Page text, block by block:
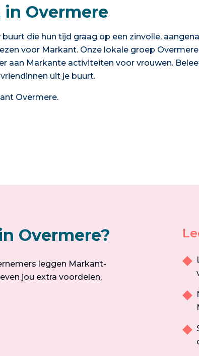
Overmere
die hun tijd graag op een zinvolle,
voor Markant. Onze lokale groep
aan Markante activiteiten voor vrouwen.
uit je buurt.
Overmere.
Overmere?
leggen Markant-
jou extra voordelen,